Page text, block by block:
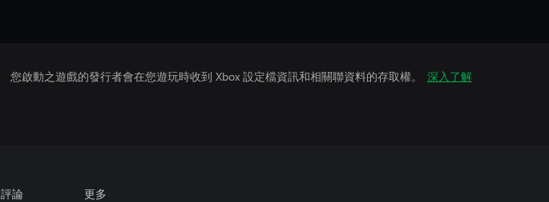
您啟動之遊戲的發行者會在您遊玩時收到 Xbox 設定檔資訊和相關聯資料的存取權。 深入了解
評論 更多